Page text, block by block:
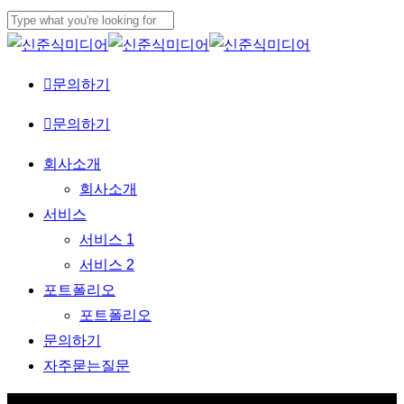
Skip
to
content
Close
문의 하기
Menu 문의하기
Menu
회사소개
회사소개
서비스
서비스 1
서비스 2
포트폴리오
포트폴리오
문의하기
자주묻는질문